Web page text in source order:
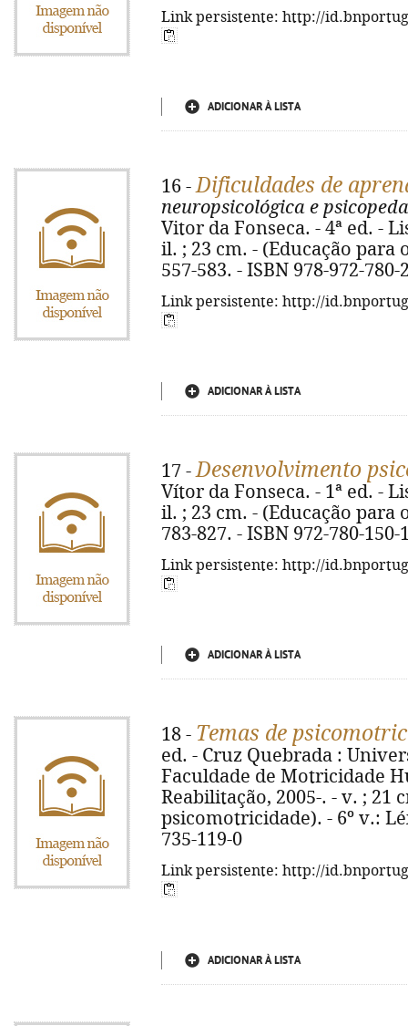
Link persistente: http://
ADICIONAR À LISTA
16 -Dificuldades de
neuropsicológica e
Vitor da Fonseca. - 4ª ed. -
il. ; 23 cm. - (Educação para
557-583. - ISBN 978-972-780-
Link persistente: http://
ADICIONAR À LISTA
17 -Desenvolvimento
Vítor da Fonseca. - 1ª ed. -
il. ; 23 cm. - (Educação para
783-827. - ISBN 972-780-150-
Link persistente: http://
ADICIONAR À LISTA
18 - Temas de
ed. - Cruz Quebrada :
Faculdade de Motricidade
Reabilitação, 2005-. - v. ; 21
psicomotricidade). - 6º v.:
735-119-0
Link persistente: http://
ADICIONAR À LISTA